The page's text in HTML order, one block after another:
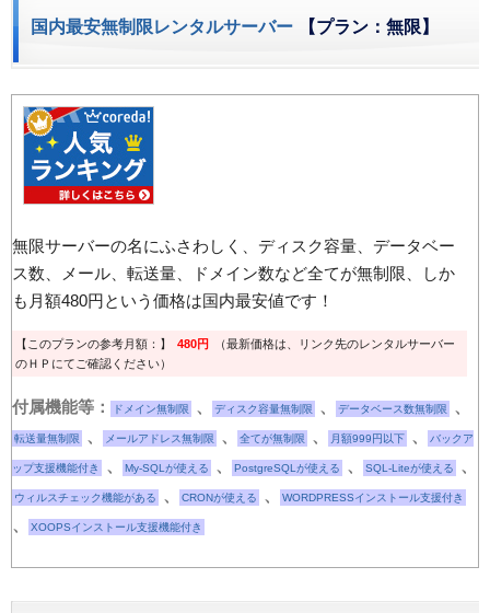
国内最安無制限レンタルサーバー 【プラン：無限】
無限サーバーの名にふさわしく、ディスク容量、データベー
ス数、メール、転送量、ドメイン数など全てが無制限、しか
も月額480円という価格は国内最安値です！
【このプランの参考月額：】 480円
（最新価格は、リンク先のレンタルサーバー
のＨＰにてご確認ください）
付属機能等： ドメイン無制限 、 ディスク容量無制限 、 データベース数無制限 、
転送量無制限 、 メールアドレス無制限 、 全てが無制限 、 月額999円以下 、 バックア
ップ支援機能付き 、 My-SQLが使える 、 PostgreSQLが使える 、 SQL-Liteが使える 、
ウィルスチェック機能がある 、 CRONが使える 、 WORDPRESSインストール支援付き
、 XOOPSインストール支援機能付き